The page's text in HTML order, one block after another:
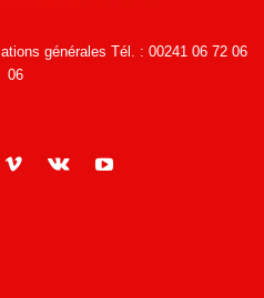
générales Tél. : 00241 06 72 06
06